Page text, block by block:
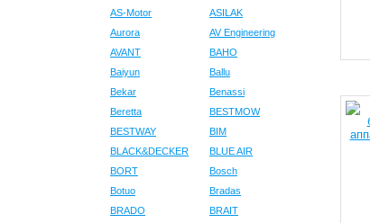
AS-Motor
ASILAK
Aurora
AV Engineering
AVANT
BAHO
Baiyun
Ballu
Bekar
Benassi
Beretta
BESTMOW
BESTWAY
BIM
BLACK&DECKER
BLUE AIR
BORT
Bosch
Botuo
Bradas
BRADO
BRAIT